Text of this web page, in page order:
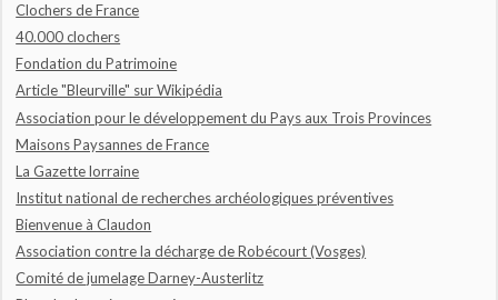
Clochers de France
40.000 clochers
Fondation du Patrimoine
Article "Bleurville" sur Wikipédia
Association pour le développement du Pays aux Trois Provinces
Maisons Paysannes de France
La Gazette lorraine
Institut national de recherches archéologiques préventives
Bienvenue à Claudon
Association contre la décharge de Robécourt (Vosges)
Comité de jumelage Darney-Austerlitz